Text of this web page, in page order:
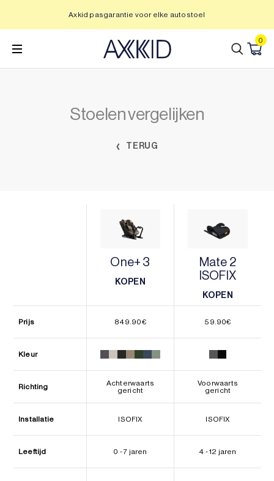
inhoud
Axkid pasgarantie voor elke autostoel
0
Stoelen vergelijken
TERUG
One+ 3
KOPEN
Mate 2
ISOFIX
KOPEN
KOPEN
Prijs 849.90€ 59.90€
Kleur
Richting
Achterwaarts
gericht
Voorwaarts
gericht
Installatie ISOFIX ISOFIX
Leeftijd 0 - 7 jaren 4 - 12 jaren